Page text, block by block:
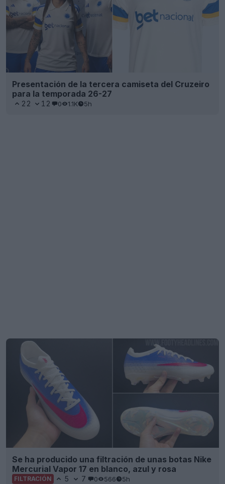
Presentación de la tercera camiseta del Cruzeiro
para la temporada 26-27
22 12 0 1.1K 5h
Se ha producido una filtración de unas botas Nike
Mercurial Vapor 17 en blanco, azul y rosa
FILTRACIÓN 5 7 0 566 5h